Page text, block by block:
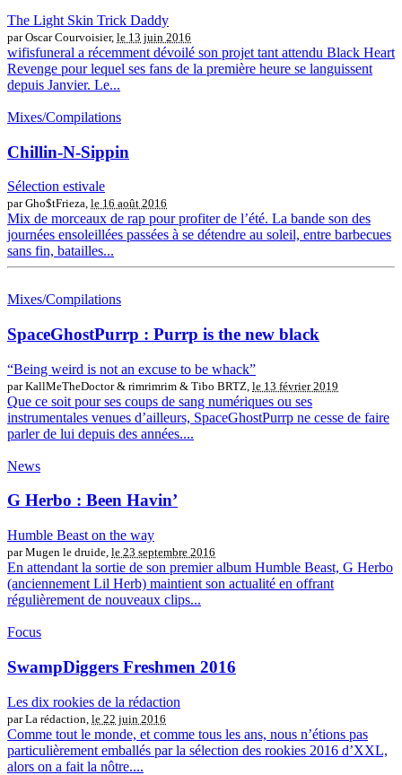
The Light Skin Trick Daddy
par Oscar Courvoisier, le 13 juin 2016
wifisfuneral a récemment dévoilé son projet tant attendu Black Heart
Revenge pour lequel ses fans de la première heure se languissent
depuis Janvier. Le...
Mixes/Compilations
Chillin-N-Sippin
Sélection estivale
par Gho$tFrieza, le 16 août 2016
Mix de morceaux de rap pour profiter de l’été. La bande son des
journées ensoleillées passées à se détendre au soleil, entre barbecues
sans fin, batailles...
Mixes/Compilations
SpaceGhostPurrp : Purrp is the new black
“Being weird is not an excuse to be whack”
par KallMeTheDoctor & rimrimrim & Tibo BRTZ, le 13 février 2019
Que ce soit pour ses coups de sang numériques ou ses
instrumentales venues d’ailleurs, SpaceGhostPurrp ne cesse de faire
parler de lui depuis des années....
News
G Herbo : Been Havin’
Humble Beast on the way
par Mugen le druide, le 23 septembre 2016
En attendant la sortie de son premier album Humble Beast, G Herbo
(anciennement Lil Herb) maintient son actualité en offrant
régulièrement de nouveaux clips...
Focus
SwampDiggers Freshmen 2016
Les dix rookies de la rédaction
par La rédaction, le 22 juin 2016
Comme tout le monde, et comme tous les ans, nous n’étions pas
particulièrement emballés par la sélection des rookies 2016 d’XXL,
alors on a fait la nôtre....